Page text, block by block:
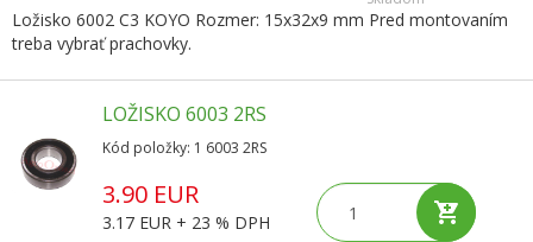
Ložisko 6002 C3 KOYO Rozmer: 15x32x9 mm Pred montovaním
treba vybrať prachovky.
LOŽISKO 6003 2RS
Kód položky: 1 6003 2RS
3.90 EUR
3.17 EUR + 23 % DPH